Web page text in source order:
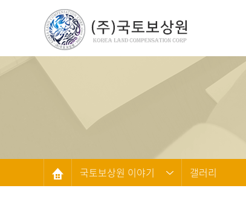
국토보상원 이야기 갤러리